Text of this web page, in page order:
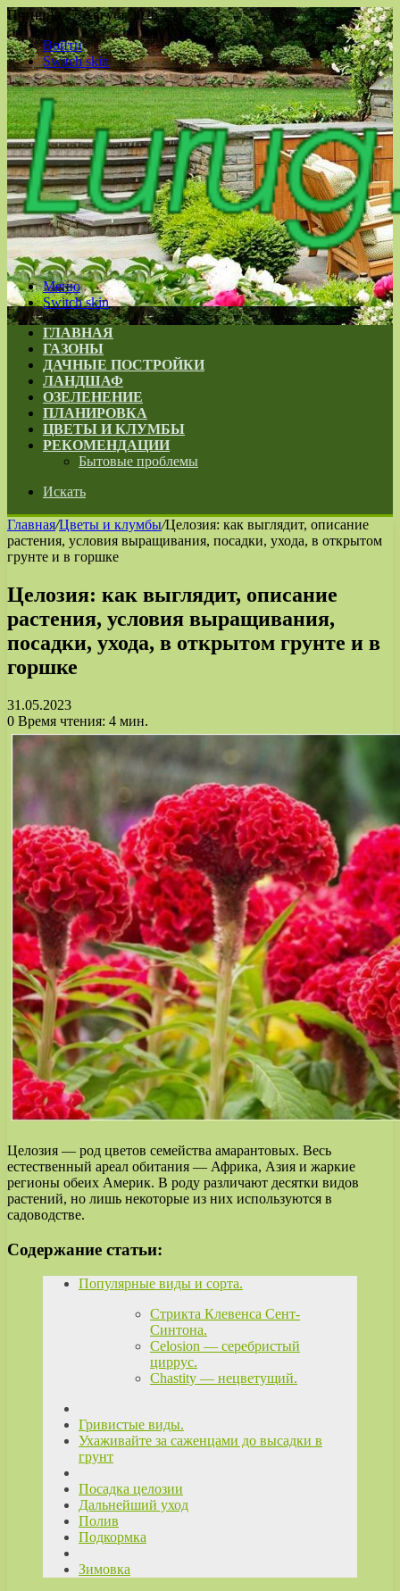
Пятница , 7 Август 2026
Войти
Switch skin
Меню
Switch skin
ГЛАВНАЯ
ГАЗОНЫ
ДАЧНЫЕ ПОСТРОЙКИ
ЛАНДШАФ
ОЗЕЛЕНЕНИЕ
ПЛАНИРОВКА
ЦВЕТЫ И КЛУМБЫ
РЕКОМЕНДАЦИИ
Бытовые проблемы
Искать
Главная/Цветы и клумбы/Целозия: как выглядит, описание
растения, условия выращивания, посадки, ухода, в открытом
грунте и в горшке
Целозия: как выглядит, описание
растения, условия выращивания,
посадки, ухода, в открытом грунте и в
горшке
31.05.2023
0 Время чтения: 4 мин.
Целозия — род цветов семейства амарантовых. Весь
естественный ареал обитания — Африка, Азия и жаркие
регионы обеих Америк. В роду различают десятки видов
растений, но лишь некоторые из них используются в
садоводстве.
Содержание статьи:
Популярные виды и сорта.
Стрикта Клевенса Сент-
Синтона.
Celosion — серебристый
циррус.
Chastity — нецветущий.
Гривистые виды.
Ухаживайте за саженцами до высадки в
грунт
Посадка целозии
Дальнейший уход
Полив
Подкормка
Зимовка